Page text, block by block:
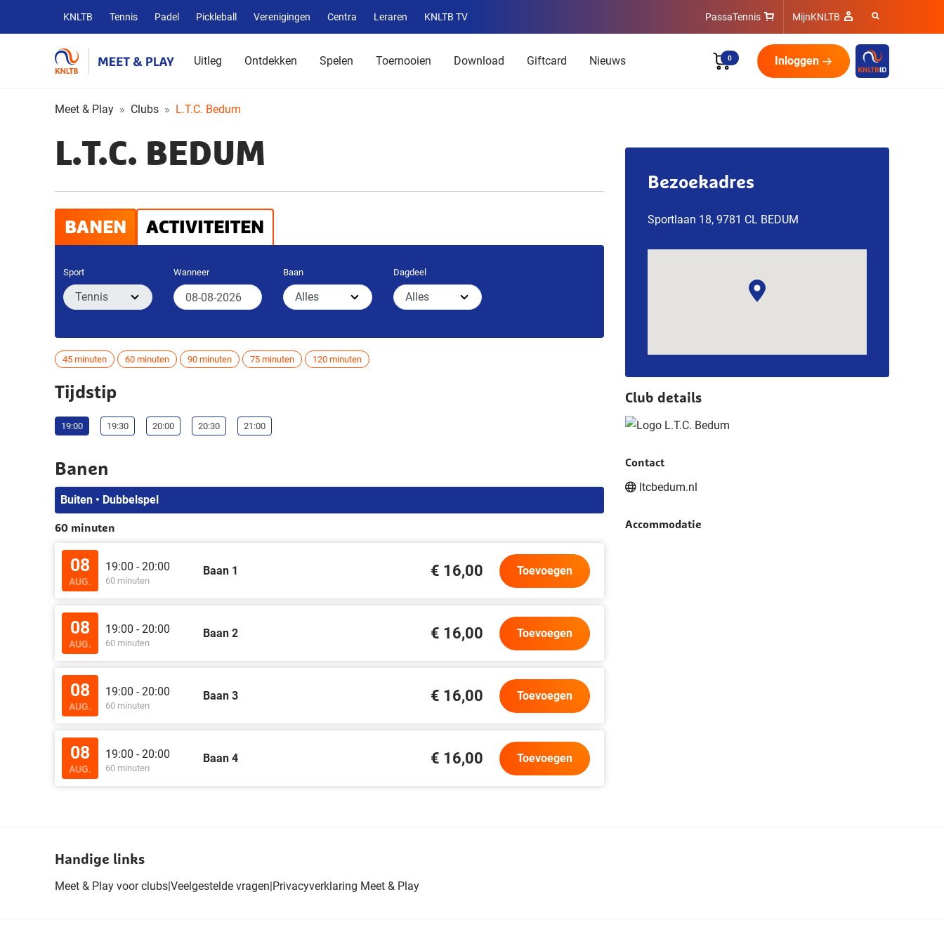
Overige
KNLTB
websites
KNLTB Tennis Padel Pickleball Verenigingen Centra Leraren KNLTB TV
Service
menu
PassaTennis MijnKNLTB
Uitleg Ontdekken Spelen Toernooien Download Giftcard Nieuws 0 Inloggen
Meet & Play Clubs L.T.C. Bedum
L.T.C. BEDUM
BANEN ACTIVITEITEN
Sport Wanneer Baan Dagdeel
45 minuten 60 minuten 90 minuten 75 minuten 120 minuten
Tijdstip
19:00 19:30 20:00 20:30 21:00
Banen
Buiten • Dubbelspel
60 minuten
08
AUG.
19:00 - 20:00
60 minuten
Baan 1 € 16,00 Toevoegen
08
AUG.
19:00 - 20:00
60 minuten
Baan 2 € 16,00 Toevoegen
08
AUG.
19:00 - 20:00
60 minuten
Baan 3 € 16,00 Toevoegen
08
AUG.
19:00 - 20:00
60 minuten
Baan 4 € 16,00 Toevoegen
Bezoekadres
Sportlaan 18, 9781 CL BEDUM
Club details
Contact
ltcbedum.nl
Accommodatie
Handige links
Meet & Play voor clubs|Veelgestelde vragen|Privacyverklaring Meet & Play